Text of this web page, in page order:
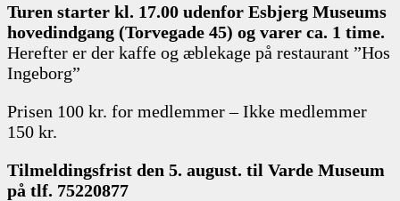
Turen starter kl. 17.00 udenfor Esbjerg Museums
hovedindgang (Torvegade 45) og varer ca. 1 time.
Herefter er der kaffe og æblekage på restaurant ”Hos
Ingeborg”
Prisen 100 kr. for medlemmer – Ikke medlemmer
150 kr.
Tilmeldingsfrist den 5. august. til Varde Museum
på tlf. 75220877